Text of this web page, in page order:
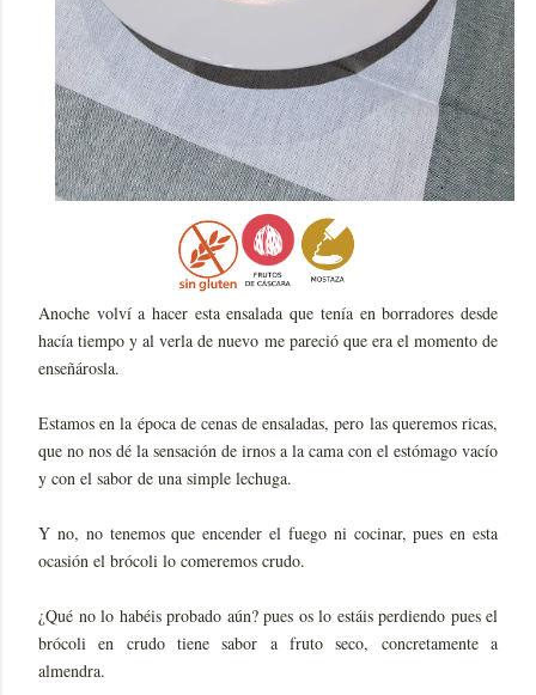
Anoche volví a hacer esta ensalada que tenía en borradores desde
hacía tiempo y al verla de nuevo me pareció que era el momento de
enseñárosla.
Estamos en la época de cenas de ensaladas, pero las queremos ricas,
que no nos dé la sensación de irnos a la cama con el estómago vacío
y con el sabor de una simple lechuga.
Y no, no tenemos que encender el fuego ni cocinar, pues en esta
ocasión el brócoli lo comeremos crudo.
¿Qué no lo habéis probado aún? pues os lo estáis perdiendo pues el
brócoli en crudo tiene sabor a fruto seco, concretamente a
almendra.